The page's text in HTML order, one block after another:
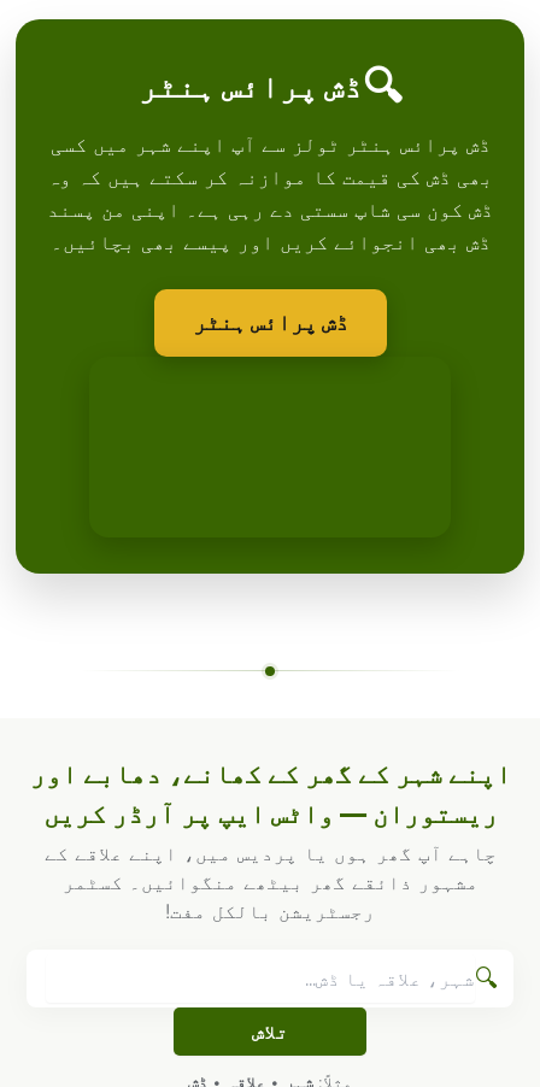
🔍ڈش پرائس ہنٹر
ڈش پرائس ہنٹر ٹولز سے آپ اپنے شہر میں کسی
بھی ڈش کی قیمت کا موازنہ کر سکتے ہیں کہ وہ
ڈش کون سی شاپ سستی دے رہی ہے۔ اپنی من پسند
ڈش بھی انجوائے کریں اور پیسے بھی بچائیں۔
ڈش پرائس ہنٹر
چاہے آپ گھر ہوں یا پردیس میں، اپنے علاقے کے
🔍
تلاش